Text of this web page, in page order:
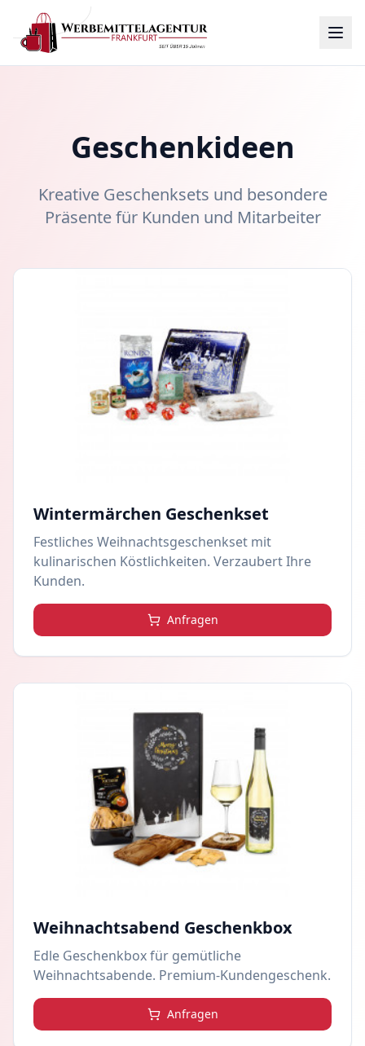
Geschenkideen
Kreative Geschenksets und besondere
Präsente für Kunden und Mitarbeiter
Wintermärchen Geschenkset
Festliches Weihnachtsgeschenkset mit
kulinarischen Köstlichkeiten. Verzaubert Ihre
Kunden.
Anfragen
Weihnachtsabend Geschenkbox
Edle Geschenkbox für gemütliche
Weihnachtsabende. Premium-Kundengeschenk.
Anfragen